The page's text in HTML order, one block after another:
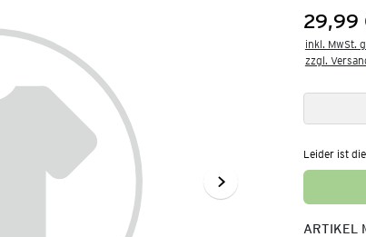
Preis:
29,99
inkl. MwSt.
zzgl.
Leider ist
ARTIKEL